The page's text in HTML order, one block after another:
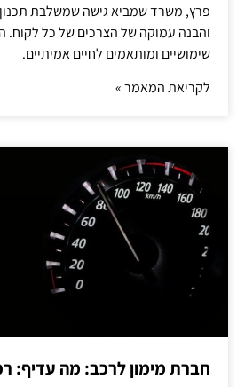
פרץ, משרד שמביא גישה שמשלבת תכנון
והבנה עמוקה של הצרכים של כל לקוח.
שימושיים ומותאמים לחיים אמיתיים.
לקריאת המאמר »
חברת מימון לרכב: מה עדיף: